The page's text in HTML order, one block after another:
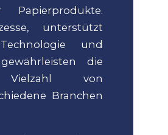
Papierprodukte.
unterstützt
und
die
von
Branchen